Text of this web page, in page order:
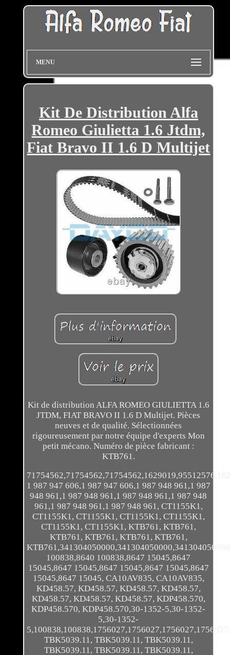
MENU
Kit De Distribution Alfa
Romeo Giulietta 1.6 Jtdm,
Fiat Bravo II 1.6 D Multijet
Kit de distribution ALFA ROMEO GIULIETTA 1.6
JTDM, FIAT BRAVO II 1.6 D Multijet. Pièces
neuves et de qualité. Sélectionnées
rigoureusement par notre équipe d'experts Mon
petit mécano. Numéro de pièce fabricant :
KTB761.
1 987 947 606,1 987 947 606,1 987 948 961,1 987
948 961,1 987 948 961,1 987 948 961,1 987 948
961,1 987 948 961,1 987 948 961, CT1155K1,
CT1155K1, CT1155K1, CT1155K1, CT1155K1,
CT1155K1, CT1155K1, KTB761, KTB761,
KTB761, KTB761, KTB761, KTB761,
100838,8640 100838,8647 15045,8647
15045,8647 15045,8647 15045,8647 15045,8647
15045,8647 15045, CA10AV835, CA10AV835,
KD458.57, KD458.57, KD458.57, KD458.57,
KD458.57, KD458.57, KD458.57, KDP458.570,
KDP458.570, KDP458.570,30-1352-5,30-1352-
5,30-1352-
TBK5039.11, TBK5039.11, TBK5039.11,
TBK5039.11, TBK5039.11, TBK5039.11,